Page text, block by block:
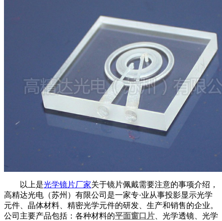
以上是光学镜片厂家关于镜片佩戴需要注意的事项介绍，
高精达光电（苏州）有限公司是一家专·业从事投影显示光学
元件、晶体材料、精密光学元件的研发、生产和销售的企业。
公司主要产品包括：各种材料的平面窗口片 、光学透镜、光学